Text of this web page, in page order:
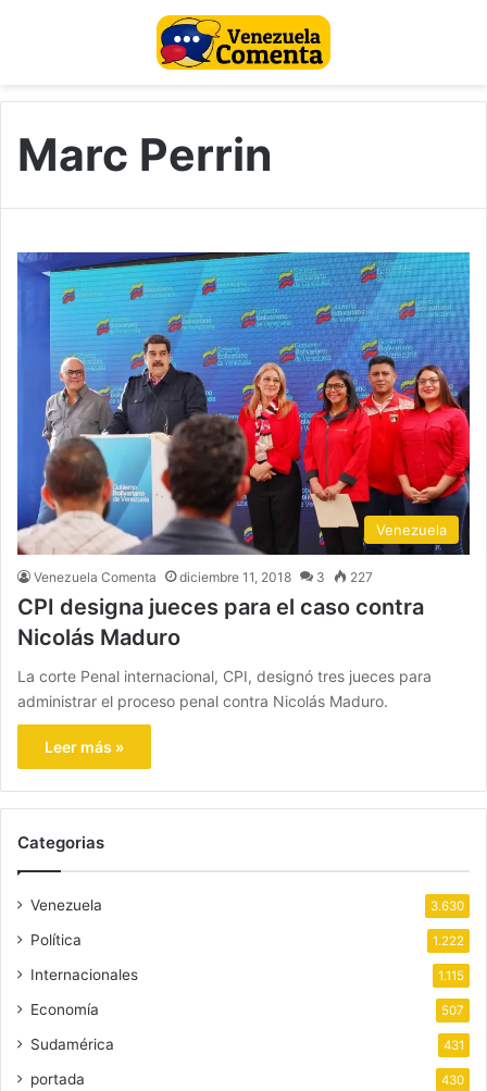
Marc Perrin
Venezuela
Venezuela Comenta diciembre 11, 2018 3 227
CPI designa jueces para el caso contra
Nicolás Maduro
La corte Penal internacional, CPI, designó tres jueces para
administrar el proceso penal contra Nicolás Maduro.
Leer más »
Categorias
Venezuela 3.630
Política 1.222
Internacionales 1.115
Economía 507
Sudamérica 431
portada 430